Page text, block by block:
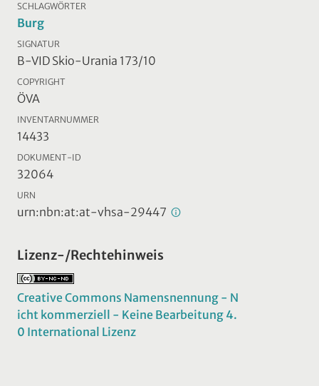
SCHLAGWÖRTER
Burg
SIGNATUR
B-VID Skio-Urania 173/10
COPYRIGHT
ÖVA
INVENTARNUMMER
14433
DOKUMENT-ID
32064
URN
urn:nbn:at:at-vhsa-29447
Lizenz-/Rechtehinweis
Creative Commons Namensnennung - N
icht kommerziell - Keine Bearbeitung 4.
0 International Lizenz